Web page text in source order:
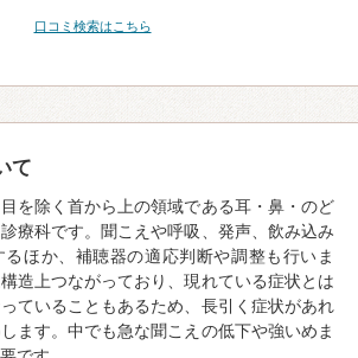
口コミ検索はこちら
て
を除く首から上の領域である耳・鼻・のど
療科です。聞こえや呼吸、発声、飲み込み
ほか、補聴器の適応判断や調整も行いま
造上つながっており、現れている症状とは
ていることもあるため、長引く症状があれ
ます。中でも急な聞こえの低下や強いめま